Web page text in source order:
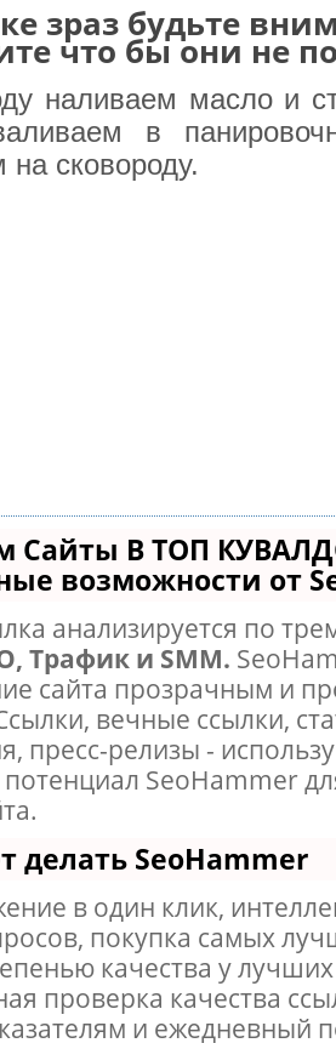
зраз будьте
что бы они не
наливаем масло и
в
на сковороду.
Сайты В ТОП
возможности от
анализируется по
Трафик и SMM.
сайта прозрачным и
вечные ссылки,
пресс-релизы -
SeoHammer
делать SeoHammer
в один клик,
покупка самых
качества у
проверка качества
и ежедневный